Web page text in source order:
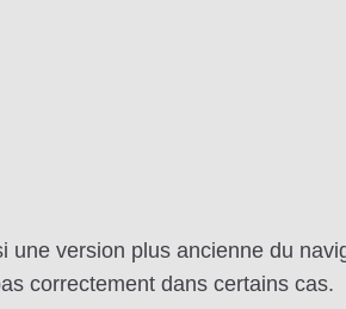
version plus ancienne du
correctement dans certains cas.